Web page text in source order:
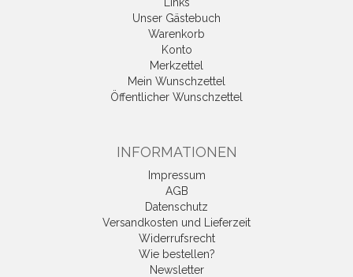
Unser Gästebuch
Warenkorb
Konto
Merkzettel
Mein Wunschzettel
Öffentlicher Wunschzettel
INFORMATIONEN
Impressum
AGB
Datenschutz
Versandkosten und Lieferzeit
Widerrufsrecht
Wie bestellen?
Newsletter